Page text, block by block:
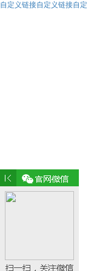
自定义链接自定义链接自定